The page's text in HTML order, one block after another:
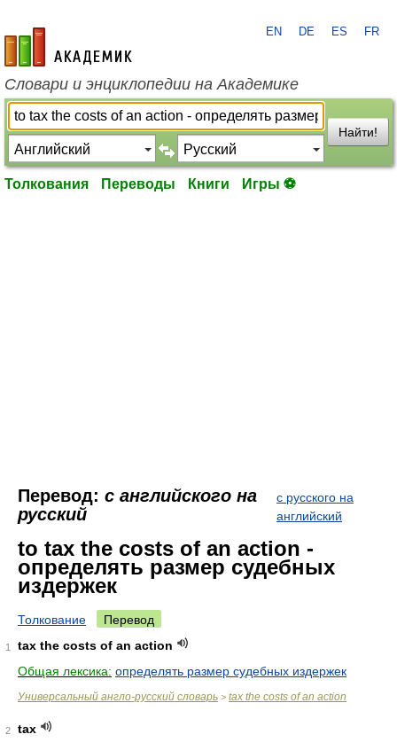
academic.ru
EN DE ES FR
Словари и энциклопедии на Академике
Найти!
Толкования Переводы Книги Игры ⚽
Перевод: с английского на
русский
с русского на
английский
to tax the costs of an action -
определять размер судебных
издержек
Толкование Перевод
1
tax the costs of an action
Общая лексика: определять размер судебных издержек
Универсальный англо-русский словарь > tax the costs of an action
2
tax